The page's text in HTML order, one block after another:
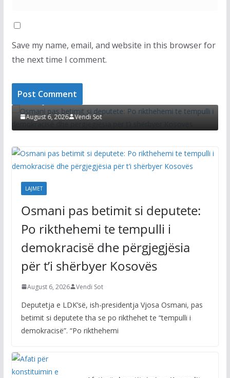
Save my name, email, and website in this browser for
the next time I comment.
i demokracisë dhe përgjegjësia për t’i
Kosovës
6, 2026 Vendi Sot
Kurti thotë
zgjidhur
August 6, 2026
LAJMET
Osmani pas betimit si deputete:
Po rikthehemi te tempulli i
demokracisë dhe përgjegjësia
për t’i shërbyer Kosovës
August 6, 2026
Deputetja e LDK’së, ish-presidentja Vjosa Osmani, pas
betimit si deputete tha se po rikthehet te “tempulli i